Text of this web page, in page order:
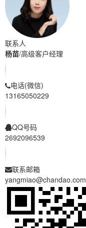
联系人
杨苗/高级客户经理
电话(微信)
13165050229
QQ号码
2692096539
联系邮箱
yangmiao@chandao.com